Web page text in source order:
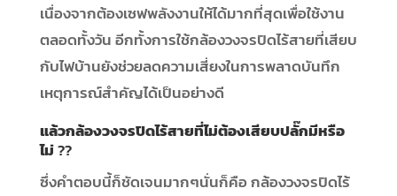
เนื่องจากต้องเซฟพลังงานให้ได้มากที่สุดเพื่อใช้งาน
ตลอดทั้งวัน อีกทั้งการใช้กล้องวงจรปิดไร้สายที่เสียบ
กับไฟบ้านยังช่วยลดความเสี่ยงในการพลาดบันทึก
เหตุการณ์สำคัญได้เป็นอย่างดี
แล้วกล้องวงจรปิดไร้สายที่ไม่ต้องเสียบปลั๊กมีหรือ
ไม่??
ซึ่งคำตอบนี้ก็ชัดเจนมากๆนั่นก็คือ กล้องวงจรปิดไร้